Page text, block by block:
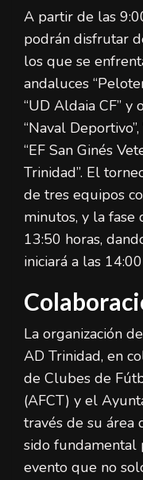
A partir de las
podrán disfrutar
los que se
andaluces
“UD Aldaia CF” y
“Naval
“EF San Ginés
Trinidad”. El
de tres equipos
minutos, y la fase
13:50 horas,
iniciará a las
La organización
AD Trinidad, en
de Clubes de
(AFCT) y el
través de su área
sido fundamental
evento que no